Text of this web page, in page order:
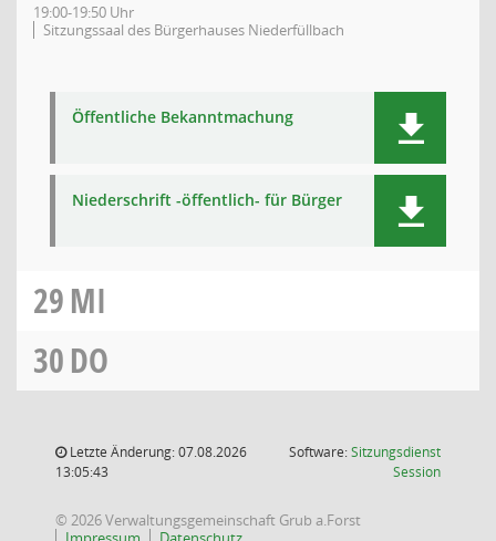
19:00-19:50 Uhr
Sitzungssaal des Bürgerhauses Niederfüllbach
Öffentliche Bekanntmachung
Niederschrift -öffentlich- für Bürger
29MI
30DO
Letzte Änderung: 07.08.2026
13:05:43
Software:Sitzungsdienst
Session(Wird in
© 2026 Verwaltungsgemeinschaft Grub a.Forst